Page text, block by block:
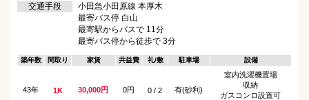
交通手段
小田急小田原線 本厚木
最寄バス停 白山
最寄駅からバスで 11分
最寄バス停から徒歩で 3分
築年数 間取り 家賃 共益費 礼/敷 駐車場 設備
43年 1K 30,000円 0円 0 / 2 有(砂利)
室内洗濯機置場
収納
ガスコンロ設置可